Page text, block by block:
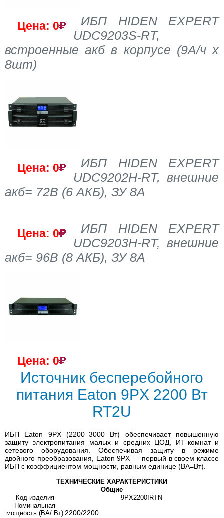
Цена: 0
ИБП HIDEN EXPERT
UDC9203S-RT,
встроенные акб в корпусе (9А/ч х
8шт)
Цена: 0
ИБП HIDEN EXPERT
UDC9202H-RT, внешние
акб= 72В (6 АКБ), ЗУ 8A
Цена: 0
ИБП HIDEN EXPERT
UDC9203H-RT, внешние
акб= 96В (8 АКБ), ЗУ 8A
Цена: 0
Источник бесперебойного
питания Eaton 9PX 2200 Вт
RT2U
ИБП Eaton 9PX (2200–3000 Вт) обеспечивает повышенную
защиту электропитания малых и средних ЦОД, ИТ-комнат и
сетевого оборудования. Обеспечивая защиту в режиме
двойного преобразования, Eaton 9PX — первый в своем классе
ИБП с коэффициентом мощности, равным единице (ВА=Вт).
ТЕХНИЧЕСКИЕ ХАРАКТЕРИСТИКИ
Общие
Код изделия
9PX2200IRTN
Номинальная
мощность (ВА/ Вт) 2200/2200